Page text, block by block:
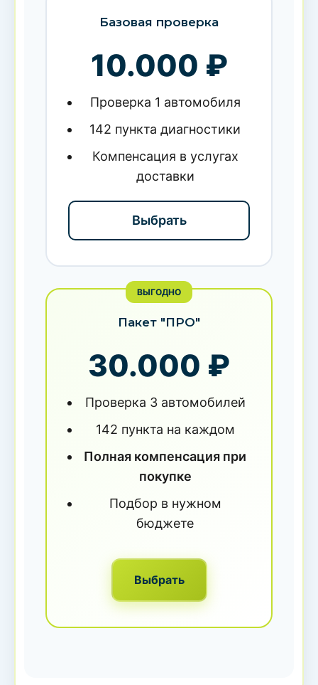
Базовая проверка
10.000 ₽
Проверка 1 автомобиля
142 пункта диагностики
Компенсация в услугах
доставки
Выбрать
ВЫГОДНО
Пакет "ПРО"
30.000 ₽
Проверка 3 автомобилей
142 пункта на каждом
Полная компенсация при
покупке
Подбор в нужном
бюджете
Выбрать